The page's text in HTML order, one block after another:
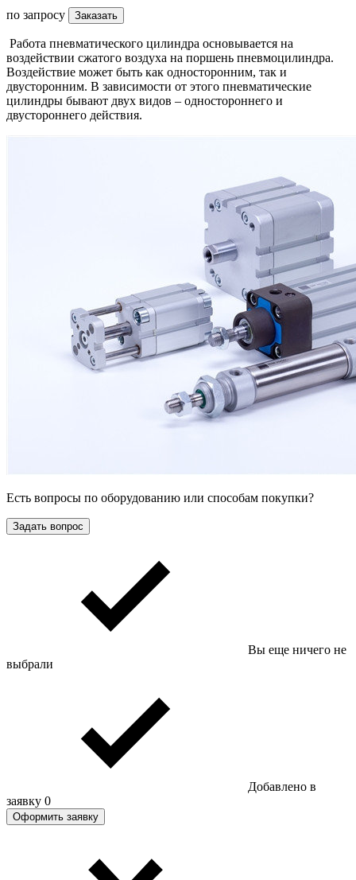
по запросу Заказать
Работа пневматического цилиндра основывается на
воздействии сжатого воздуха на поршень пневмоцилиндра.
Воздействие может быть как односторонним, так и
двусторонним. В зависимости от этого пневматические
цилиндры бывают двух видов – одностороннего и
двустороннего действия.
Есть вопросы по оборудованию или способам покупки?
Задать вопрос
Вы еще ничего не
выбрали
Добавлено в
заявку 0
Оформить заявку